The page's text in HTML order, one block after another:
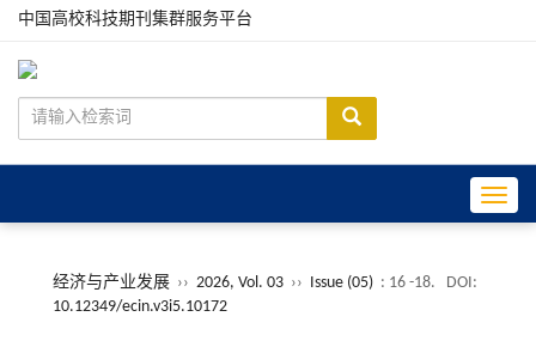
中国高校科技期刊集群服务平台
经济与产业发展 ›› 2026, Vol. 03 ›› Issue (05) : 16 -18.
DOI:
10.12349/ecin.v3i5.10172